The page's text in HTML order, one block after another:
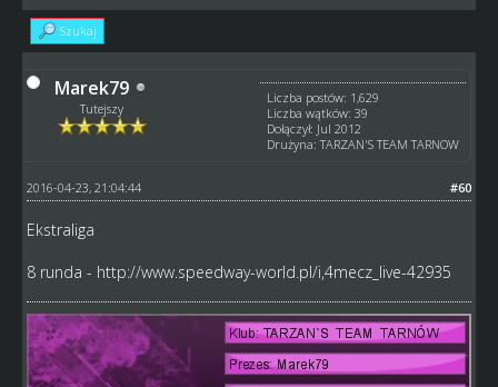
Szukaj
Marek79
Tutejszy
Liczba postów: 1,629
Liczba wątków: 39
Dołączył: Jul 2012
Drużyna: TARZAN'S TEAM TARNOW
#60
2016-04-23, 21:04:44
Ekstraliga
8 runda - http://www.speedway-world.pl/i,4mecz_live-42935